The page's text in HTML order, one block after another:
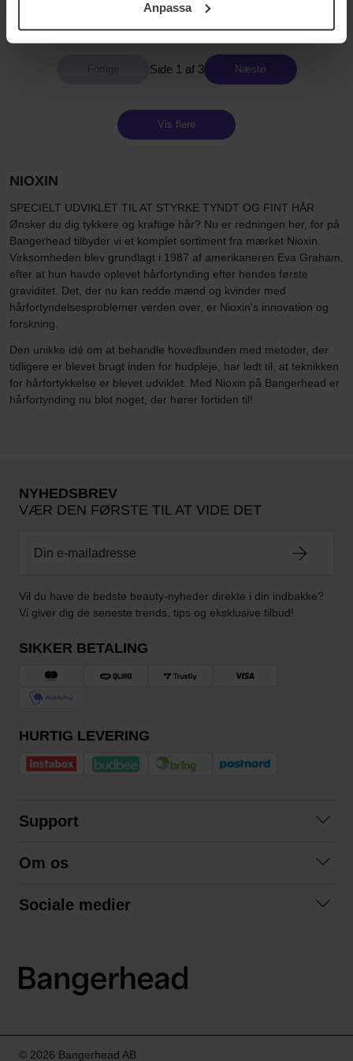
samt vår Integritetspolicy.Anpassa531 kr
Side 1 af 3 Næste
Vis flere
NIOXIN
SPECIELT UDVIKLET TIL AT STYRKE TYNDT OG FINT HÅR
Ønsker du dig tykkere og kraftige hår? Nu er redningen her, for på
Bangerhead tilbyder vi et komplet sortiment fra mærket Nioxin.
Virksomheden blev grundlagt i 1987 af amerikaneren Eva Graham,
efter at hun havde oplevet hårfortynding efter hendes første
graviditet. Det, der nu kan redde mænd og kvinder med
hårfortyndelsesproblemer verden over, er Nioxin's innovation og
forskning.
Den unikke idé om at behandle hovedbunden med metoder, der
tidligere er blevet brugt inden for hudpleje, har ledt til, at teknikken
for hårfortykkelse er blevet udviklet. Med Nioxin på Bangerhead er
hårfortynding nu blot noget, der hører fortiden til!
NYHEDSBREV
VÆR DEN FØRSTE TIL AT VIDE DET
Vil du have de bedste beauty-nyheder direkte i din indbakke?
Vi giver dig de seneste trends, tips og eksklusive tilbud!
SIKKER BETALING
HURTIG LEVERING
Support
Betingelser
Om os
Sociale medier
LinkedIn
© 2026 Bangerhead AB